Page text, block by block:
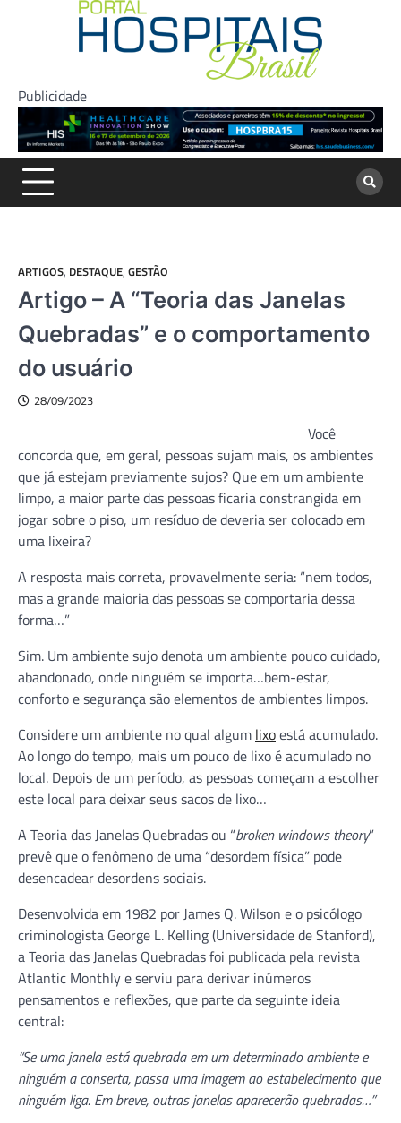
Publicidade
ARTIGOS, DESTAQUE, GESTÃO
Artigo – A “Teoria das Janelas
Quebradas” e o comportamento
do usuário
28/09/2023
Você
concorda que, em geral, pessoas sujam mais, os ambientes
que já estejam previamente sujos? Que em um ambiente
limpo, a maior parte das pessoas ficaria constrangida em
jogar sobre o piso, um resíduo de deveria ser colocado em
uma lixeira?
A resposta mais correta, provavelmente seria: “nem todos,
mas a grande maioria das pessoas se comportaria dessa
forma…”
Sim. Um ambiente sujo denota um ambiente pouco cuidado,
abandonado, onde ninguém se importa…bem-estar,
conforto e segurança são elementos de ambientes limpos.
Considere um ambiente no qual algum lixoestá acumulado.
Ao longo do tempo, mais um pouco de lixo é acumulado no
local. Depois de um período, as pessoas começam a escolher
este local para deixar seus sacos de lixo…
A Teoria das Janelas Quebradas ou “broken windows theory”
prevê que o fenômeno de uma “desordem física” pode
desencadear desordens sociais.
Desenvolvida em 1982 por James Q. Wilson e o psicólogo
criminologista George L. Kelling (Universidade de Stanford),
a Teoria das Janelas Quebradas foi publicada pela revista
Atlantic Monthly e serviu para derivar inúmeros
pensamentos e reflexões, que parte da seguinte ideia
central:
“Se uma janela está quebrada em um determinado ambiente e
ninguém a conserta, passa uma imagem ao estabelecimento que
ninguém liga. Em breve, outras janelas aparecerão quebradas…”